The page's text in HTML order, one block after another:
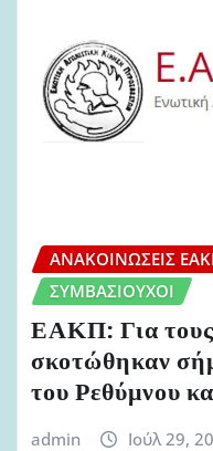
ΑΝΑΚΟΙΝΏΣΕΙΣ
ΣΥΜΒΑΣΙΟΎΧΟΙ
ΕΑΚΠ: Για
σκοτώθηκαν
του Ρεθύμνου
admin Ιούλ 29,